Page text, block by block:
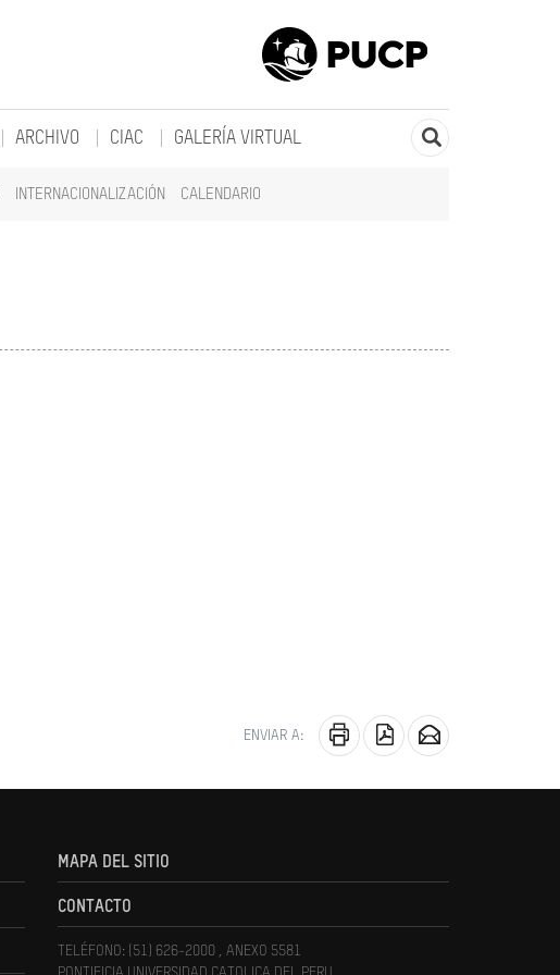
INTERNACIONALIZACIÓN CALENDARIO
ARCHIVO CIAC GALERÍA VIRTUAL
ENVIAR A:
MAPA DEL SITIO
CONTACTO
TELÉFONO: (51) 626-2000 , ANEXO 5581